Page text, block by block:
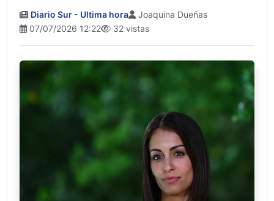
Diario Sur - Ultima hora
Joaquina Dueñas
07/07/2026 12:22
32 vistas